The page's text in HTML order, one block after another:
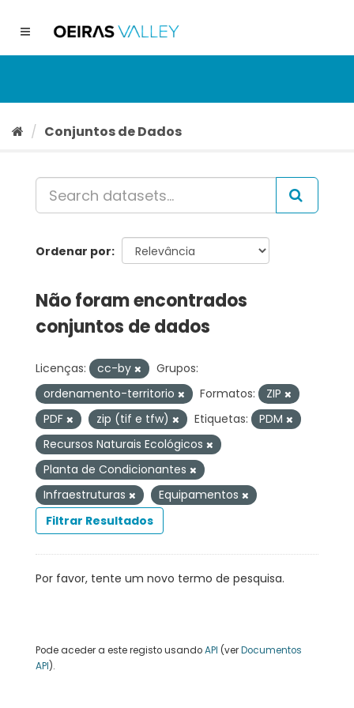
conteúdo
Toggle
Conjuntos de Dados
Ordenar por
Não foram encontrados
conjuntos de dados
Licenças: cc-by
Grupos:
ordenamento-territorio
Formatos:
ZIP
PDF
zip (tif e tfw) Etiquetas:
PDM
Recursos Naturais Ecológicos
Planta de Condicionantes
Infraestruturas
Equipamentos
Filtrar Resultados
Por favor, tente um novo termo de pesquisa.
Pode aceder a este registo usandoAPI (verDocumentos
API).